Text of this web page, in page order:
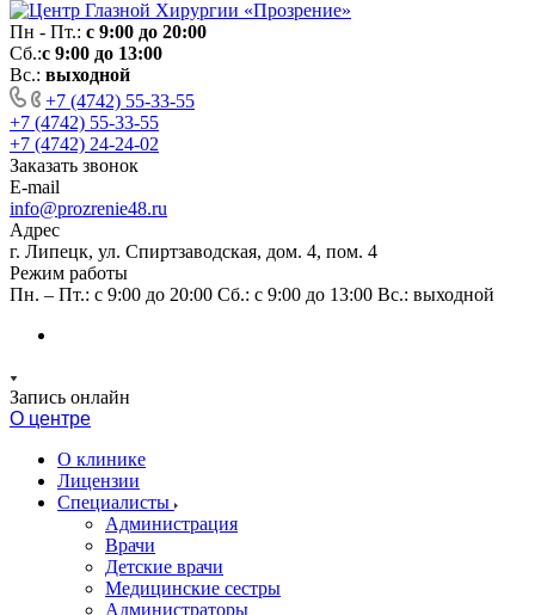
Пн - Пт.: с 9:00 до 20:00
Сб.:с 9:00 до 13:00
Вс.: выходной
+7 (4742) 55-33-55
+7 (4742) 55-33-55
+7 (4742) 24-24-02
Заказать звонок
E-mail
info@prozrenie48.ru
Адрес
г. Липецк, ул. Спиртзаводская, дом. 4, пом. 4
Режим работы
Пн. – Пт.: с 9:00 до 20:00 Сб.: с 9:00 до 13:00 Вс.: выходной
Запись онлайн
О центре
О клинике
Лицензии
Специалисты
Администрация
Врачи
Детские врачи
Медицинские сестры
Администраторы